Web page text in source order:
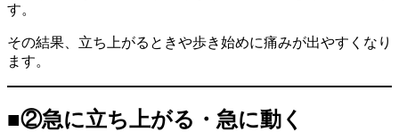
す。
その結果、立ち上がるときや歩き始めに痛みが出やすくなり
ます。
■②急に立ち上がる・急に動く